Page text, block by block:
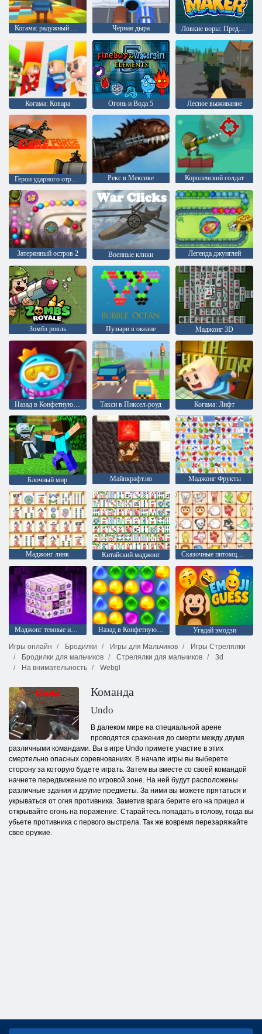
Когама: радужный паркур Чёрная дыра Ловкие воры: Предприниматели
Когама: Ковара Огонь и Вода 5 Лесное выживание
Рекс в Мексике Королевский солдат
Затерянный остров 2 Военные клики Легенда джунглей
Зомбз рояль Пузыри в океане Маджонг 3D
Назад в Конфетную страну 5: Шоколадная гора Такси в Пиксел-роуд Когама: Лифт
Блочный мир Майнкрафт.ио Маджонг Фрукты
Маджонг линк Китайский маджонг Сказочные питомцы связь
Маджонг темные измерения Назад в Конфетную страну: Эпизод 1
Угадай эмодзи
Игры онлайн
Бродилки Игры для Мальчиков
Игры Стрелялки
Бродилки для мальчиков
Стрелялки для мальчиков
3d
На внимательность
Webgl
Команда
Undo
В далеком мире на специальной арене
проводятся сражения до смерти между двумя
различными командами. Вы в игре Undo примете участие в этих
смертельно опасных соревнованиях. В начале игры вы выберете
сторону за которую будете играть. Затем вы вместе со своей командой
начнете передвижение по игровой зоне. На ней будут расположены
различные здания и другие предметы. За ними вы можете прятаться и
укрываться от огня противника. Заметив врага берите его на прицел и
открывайте огонь на поражение. Старайтесь попадать в голову, тогда вы
убьете противника с первого выстрела. Так же вовремя перезаряжайте
свое оружие.